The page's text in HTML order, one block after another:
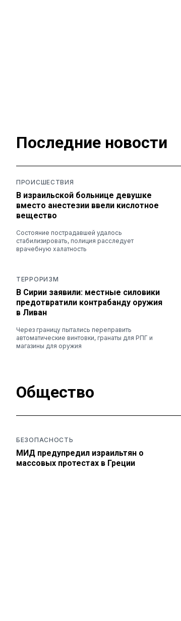
Последние новости
ПРОИСШЕСТВИЯ
В израильской больнице девушке
вместо анестезии ввели кислотное
вещество
Состояние пострадавшей удалось
стабилизировать, полиция расследует
врачебную халатность
ТЕРРОРИЗМ
В Сирии заявили: местные силовики
предотвратили контрабанду оружия
в Ливан
Через границу пытались переправить
автоматические винтовки, гранаты для РПГ и
магазины для оружия
Общество
БЕЗОПАСНОСТЬ
МИД предупредил израильтян о
массовых протестах в Греции